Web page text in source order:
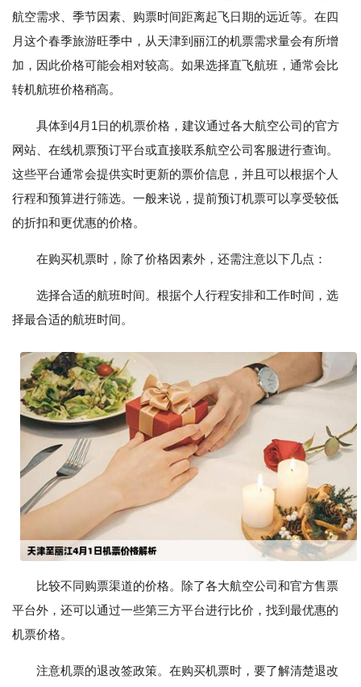
航空需求、季节因素、购票时间距离起飞日期的远近等。在四
月这个春季旅游旺季中，从天津到丽江的机票需求量会有所增
加，因此价格可能会相对较高。如果选择直飞航班，通常会比
转机航班价格稍高。
具体到4月1日的机票价格，建议通过各大航空公司的官方
网站、在线机票预订平台或直接联系航空公司客服进行查询。
这些平台通常会提供实时更新的票价信息，并且可以根据个人
行程和预算进行筛选。一般来说，提前预订机票可以享受较低
的折扣和更优惠的价格。
在购买机票时，除了价格因素外，还需注意以下几点：
选择合适的航班时间。根据个人行程安排和工作时间，选
择最合适的航班时间。
比较不同购票渠道的价格。除了各大航空公司和官方售票
平台外，还可以通过一些第三方平台进行比价，找到最优惠的
机票价格。
注意机票的退改签政策。在购买机票时，要了解清楚退改